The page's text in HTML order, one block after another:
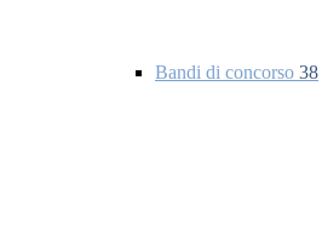
Bandi di concorso 38